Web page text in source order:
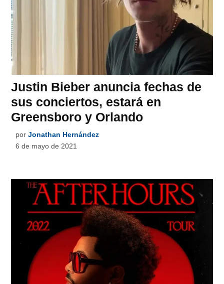
Justin Bieber anuncia fechas de
sus conciertos, estará en
Greensboro y Orlando
por Jonathan Hernández
6 de mayo de 2021